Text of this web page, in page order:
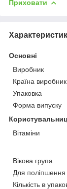
Приховати
Основні
Виробник
Країна виробник
Упаковка
Форма випуску
Вітаміни
Вікова група
Для поліпшення
Кількість в